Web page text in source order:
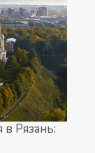
Рязань: